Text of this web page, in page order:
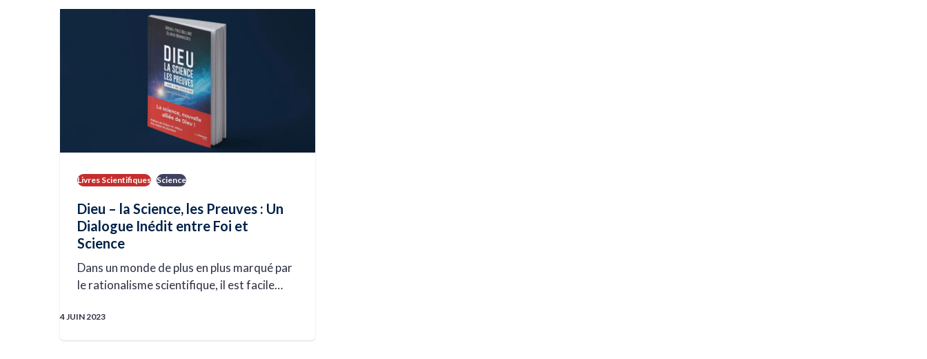
Livres Scientifiques Science
Dieu – la Science, les Preuves : Un
Dialogue Inédit entre Foi et
Science
Dans un monde de plus en plus marqué par
le rationalisme scientifique, il est facile…
4 JUIN 2023